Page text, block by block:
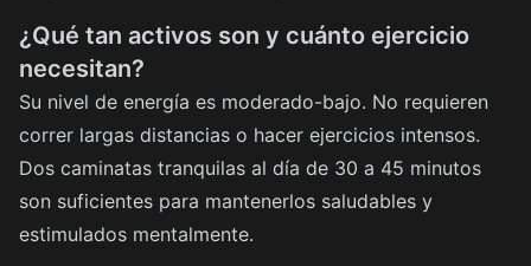
¿Qué tan activos son y cuánto ejercicio
necesitan?
Su nivel de energía es moderado-bajo. No requieren
correr largas distancias o hacer ejercicios intensos.
Dos caminatas tranquilas al día de 30 a 45 minutos
son suficientes para mantenerlos saludables y
estimulados mentalmente.